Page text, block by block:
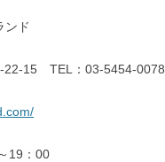
ンド
22-15 TEL：03-5454-0078
19：00